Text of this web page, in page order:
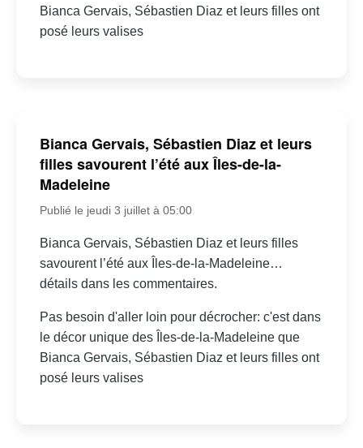
Bianca Gervais, Sébastien Diaz et leurs filles ont
posé leurs valises
Bianca Gervais, Sébastien Diaz et leurs
filles savourent l’été aux Îles-de-la-
Madeleine
Publié le jeudi 3 juillet à 05:00
Bianca Gervais, Sébastien Diaz et leurs filles
savourent l’été aux Îles-de-la-Madeleine…
détails dans les commentaires.
Pas besoin d'aller loin pour décrocher: c'est dans
le décor unique des Îles-de-la-Madeleine que
Bianca Gervais, Sébastien Diaz et leurs filles ont
posé leurs valises